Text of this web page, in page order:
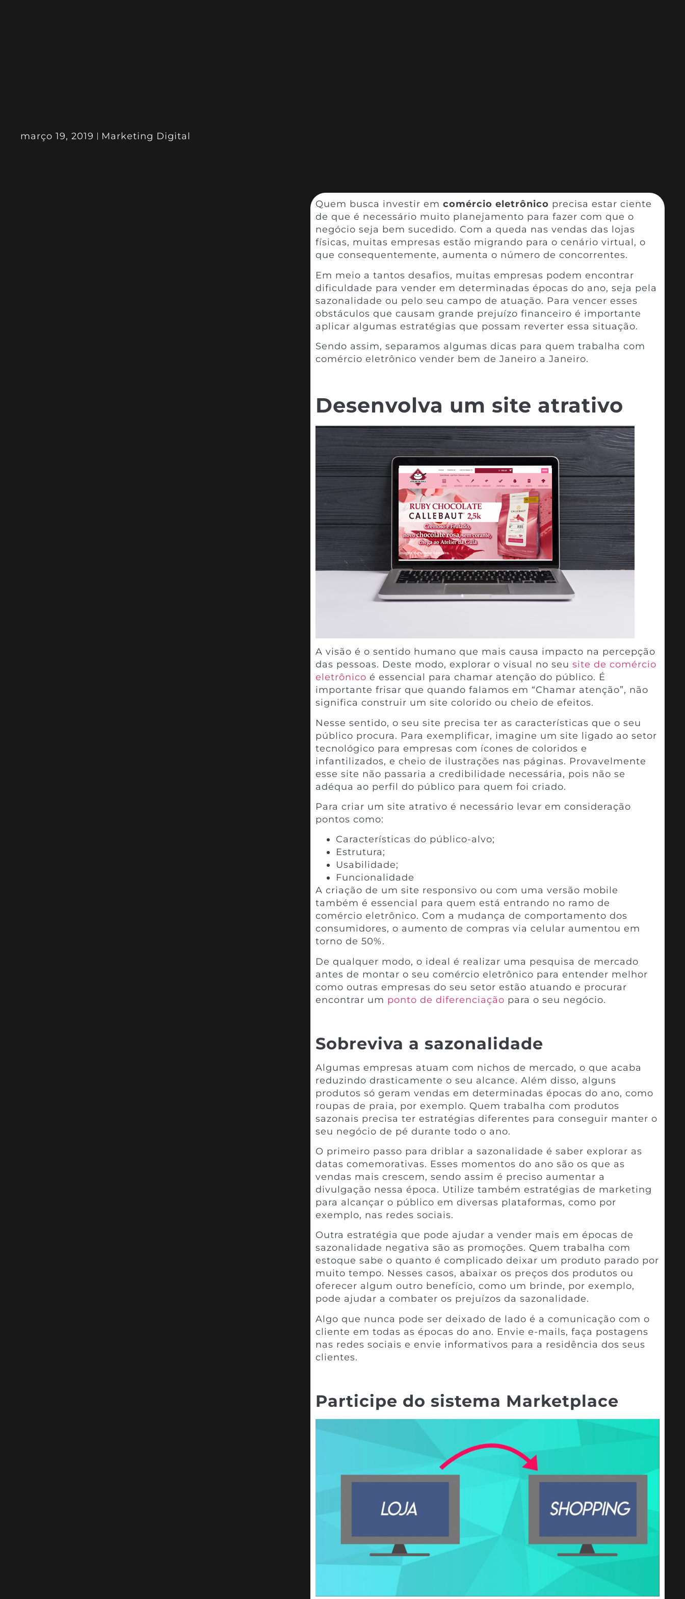
março 19, 2019 Marketing Digital
Quem busca investir em comércio eletrônico precisa estar ciente
de que é necessário muito planejamento para fazer com que o
negócio seja bem sucedido. Com a queda nas vendas das lojas
físicas, muitas empresas estão migrando para o cenário virtual, o
que consequentemente, aumenta o número de concorrentes.
Em meio a tantos desafios, muitas empresas podem encontrar
dificuldade para vender em determinadas épocas do ano, seja pela
sazonalidade ou pelo seu campo de atuação. Para vencer esses
obstáculos que causam grande prejuízo financeiro é importante
aplicar algumas estratégias que possam reverter essa situação.
Sendo assim, separamos algumas dicas para quem trabalha com
comércio eletrônico vender bem de Janeiro a Janeiro.
Desenvolva um site atrativo
A visão é o sentido humano que mais causa impacto na percepção
das pessoas. Deste modo, explorar o visual no seu site de comércio
eletrônico é essencial para chamar atenção do público. É
importante frisar que quando falamos em “Chamar atenção”, não
significa construir um site colorido ou cheio de efeitos.
Nesse sentido, o seu site precisa ter as características que o seu
público procura. Para exemplificar, imagine um site ligado ao setor
tecnológico para empresas com ícones de coloridos e
infantilizados, e cheio de ilustrações nas páginas. Provavelmente
esse site não passaria a credibilidade necessária, pois não se
adéqua ao perfil do público para quem foi criado.
Para criar um site atrativo é necessário levar em consideração
pontos como:
Características do público-alvo;
Estrutura;
Usabilidade;
Funcionalidade
A criação de um site responsivo ou com uma versão mobile
também é essencial para quem está entrando no ramo de
comércio eletrônico. Com a mudança de comportamento dos
consumidores, o aumento de compras via celular aumentou em
torno de 50%.
De qualquer modo, o ideal é realizar uma pesquisa de mercado
antes de montar o seu comércio eletrônico para entender melhor
como outras empresas do seu setor estão atuando e procurar
encontrar um ponto de diferenciação para o seu negócio.
Sobreviva a sazonalidade
Algumas empresas atuam com nichos de mercado, o que acaba
reduzindo drasticamente o seu alcance. Além disso, alguns
produtos só geram vendas em determinadas épocas do ano, como
roupas de praia, por exemplo. Quem trabalha com produtos
sazonais precisa ter estratégias diferentes para conseguir manter o
seu negócio de pé durante todo o ano.
O primeiro passo para driblar a sazonalidade é saber explorar as
datas comemorativas. Esses momentos do ano são os que as
vendas mais crescem, sendo assim é preciso aumentar a
divulgação nessa época. Utilize também estratégias de marketing
para alcançar o público em diversas plataformas, como por
exemplo, nas redes sociais.
Outra estratégia que pode ajudar a vender mais em épocas de
sazonalidade negativa são as promoções. Quem trabalha com
estoque sabe o quanto é complicado deixar um produto parado por
muito tempo. Nesses casos, abaixar os preços dos produtos ou
oferecer algum outro benefício, como um brinde, por exemplo,
pode ajudar a combater os prejuízos da sazonalidade.
Algo que nunca pode ser deixado de lado é a comunicação com o
cliente em todas as épocas do ano. Envie e-mails, faça postagens
nas redes sociais e envie informativos para a residência dos seus
clientes.
Participe do sistema Marketplace